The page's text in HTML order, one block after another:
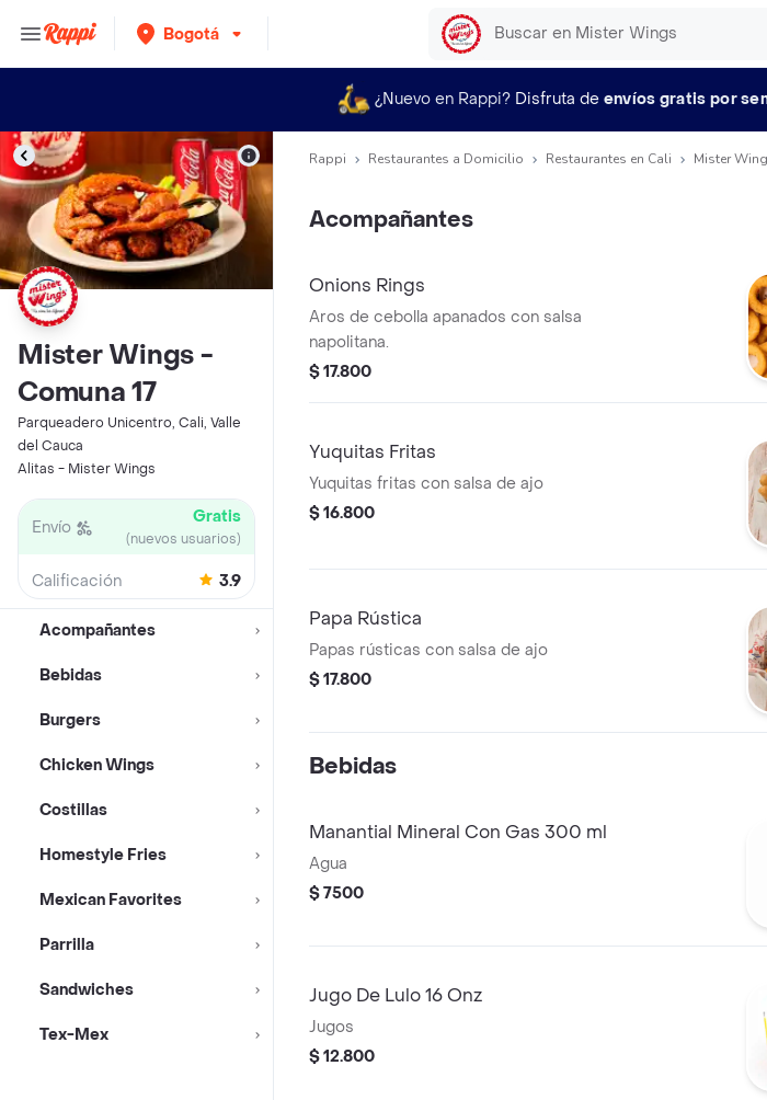
Bogotá
¿Nuevo en Rappi? Disfruta de envíos gratis por
Mister Wings -
Comuna 17
Parqueadero Unicentro, Cali, Valle
del Cauca
Alitas - Mister Wings
Envío Gratis
(nuevos usuarios)
Calificación 3.9
Acompañantes
Bebidas
Burgers
Chicken Wings
Costillas
Homestyle Fries
Mexican Favorites
Parrilla
Sandwiches
Tex-Mex
Rappi Restaurantes a Domicilio Restaurantes en Cali Mister
Acompañantes
Onions Rings
Aros de cebolla apanados con salsa
napolitana.
$ 17.800
Yuquitas Fritas
Yuquitas fritas con salsa de ajo
$ 16.800
Papa Rústica
Papas rústicas con salsa de ajo
$ 17.800
Bebidas
Manantial Mineral Con Gas 300 ml
Agua
$ 7500
Jugo De Lulo 16 Onz
Jugos
$ 12.800